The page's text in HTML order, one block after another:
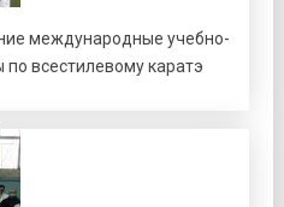
международные учебно-
всестилевому каратэ